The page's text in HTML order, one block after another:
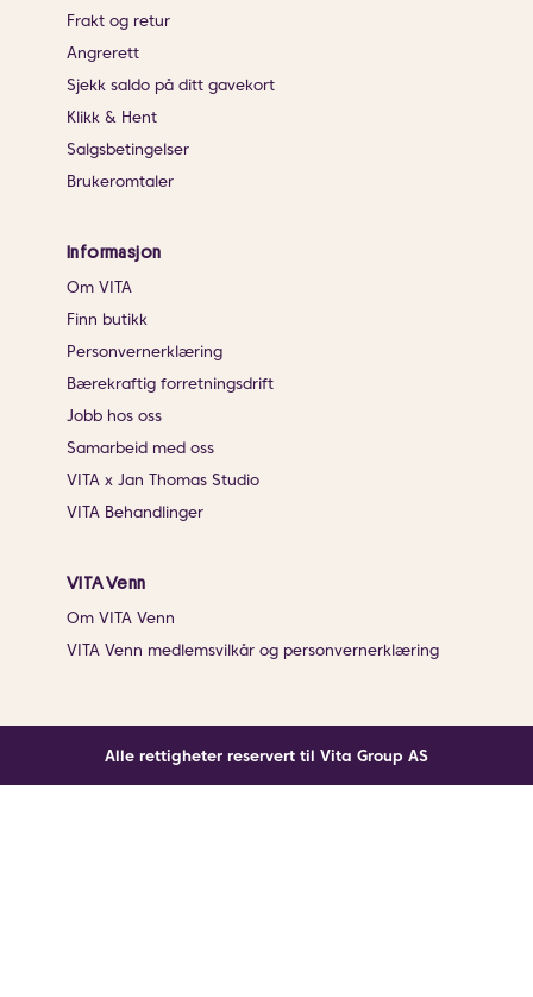
Frakt og retur
Angrerett
Sjekk saldo på ditt gavekort
Klikk & Hent
Salgsbetingelser
Brukeromtaler
Informasjon
Om VITA
Finn butikk
Personvernerklæring
Bærekraftig forretningsdrift
Jobb hos oss
Samarbeid med oss
VITA x Jan Thomas Studio
VITA Behandlinger
VITA Venn
Om VITA Venn
VITA Venn medlemsvilkår og personvernerklæring
Alle rettigheter reservert til Vita Group AS